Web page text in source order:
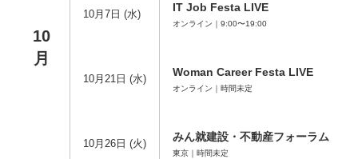
10
月
10月7日 (水)
IT Job Festa LIVE
オンライン｜9:00〜19:00
10月21日 (水)
Woman Career Festa LIVE
オンライン｜時間未定
10月26日 (火)
みん就建設・不動産フォーラム
東京｜時間未定